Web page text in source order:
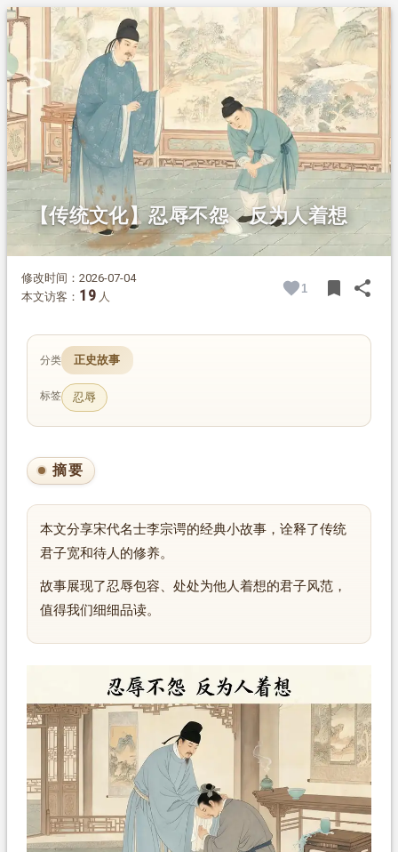
1.摘要
正文
2.1. 人物出身
2.2.
途中遇骂
2.3.真君子修养
【传统文化】忍辱不怨 反为人着想
修改时间：2026-07-04
本文访客： 19 人
1 bookmark share
分类 正史故事
标签 忍辱
摘要
本文分享宋代名士李宗谔的经典小故事，诠释了传统
君子宽和待人的修养。
故事展现了忍辱包容、处处为他人着想的君子风范，
值得我们细细品读。